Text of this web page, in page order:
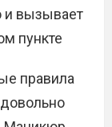
и вызывает
пункте
правила